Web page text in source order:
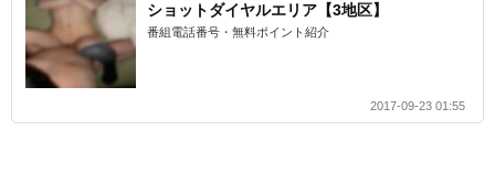
ショットダイヤルエリア【3地区】
番組電話番号・無料ポイント紹介
2017-09-23 01:55